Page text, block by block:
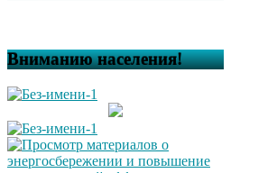
Вниманию населения!